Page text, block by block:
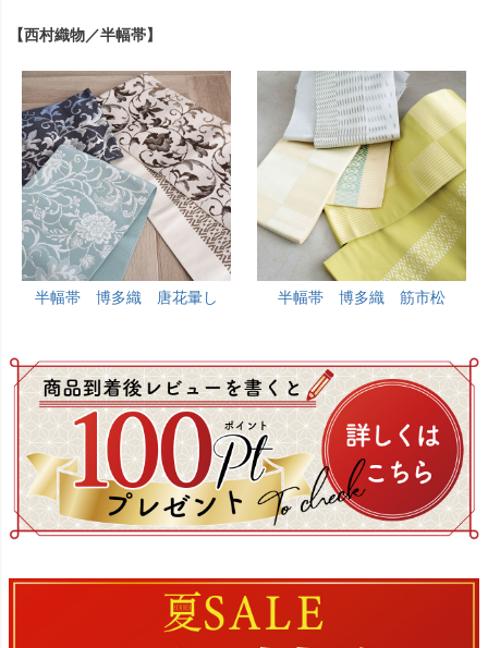
【西村織物／半幅帯】
半幅帯 博多織 唐花暈し 半幅帯 博多織 筋市松